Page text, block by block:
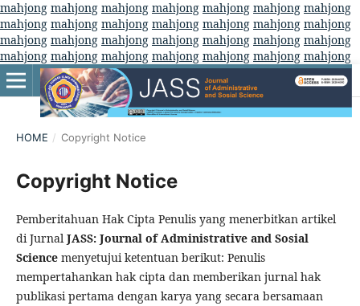
mahjong mahjong mahjong mahjong mahjong mahjong mahjong
mahjong mahjong mahjong mahjong mahjong mahjong mahjong
mahjong mahjong mahjong mahjong mahjong mahjong mahjong
mahjong mahjong mahjong mahjong mahjong mahjong mahjong
HOME / Copyright Notice
Copyright Notice
Pemberitahuan Hak Cipta Penulis yang menerbitkan artikel
di JurnalJASS: Journal of Administrative and Sosial
Sciencemenyetujui ketentuan berikut: Penulis
mempertahankan hak cipta dan memberikan jurnal hak
publikasi pertama dengan karya yang secara bersamaan